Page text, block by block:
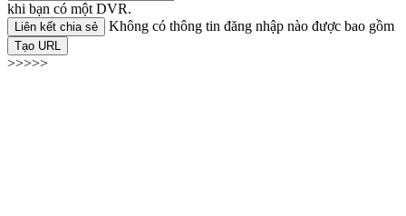
khi bạn có một DVR.
Liên kết chia sẻ Không có thông tin đăng nhập nào được bao gồm
Tạo URL
>>>>>